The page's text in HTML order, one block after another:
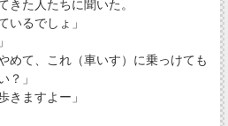
た人たちに聞いた。
るでしょ」
めて、これ（車いす）に乗っけても
？」
ますよー」